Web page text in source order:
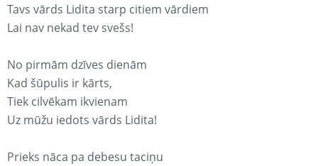
Tavs vārds Lidita starp citiem vārdiem
Lai nav nekad tev svešs!
No pirmām dzīves dienām
Kad šūpulis ir kārts,
Tiek cilvēkam ikvienam
Uz mūžu iedots vārds Lidita!
Prieks nāca pa debesu taciņu